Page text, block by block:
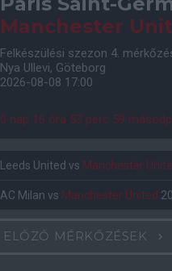
Manchester
Felkészülési szezon 4.
Nya Ullevi, Göteborg
2026-08-08 17:00
0 nap 16 óra 53 perc 58
Leeds United vs Manchester
AC Milan vs Manchester United
ELŐZŐ MÉRKŐZÉSEK